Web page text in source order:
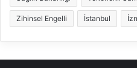
Zihinsel Engelli İstanbul